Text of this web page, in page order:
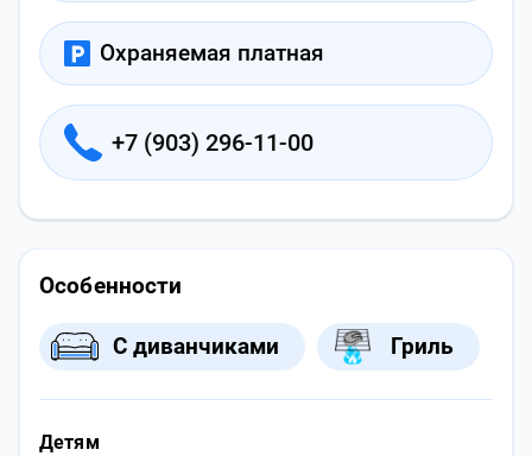
Охраняемая платная
+7 (903) 296-11-00
Особенности
С диванчиками Гриль
Детям